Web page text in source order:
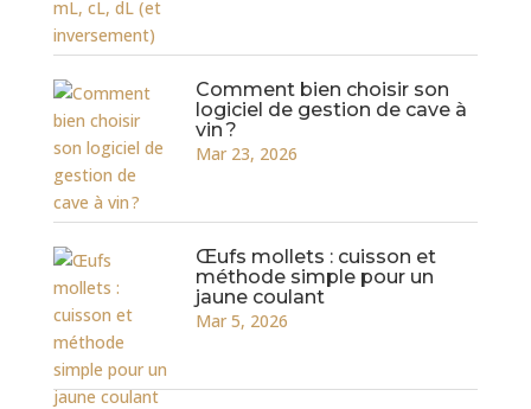
Comment bien choisir son
logiciel de gestion de cave à
vin ?
Mar 23, 2026
Œufs mollets : cuisson et
méthode simple pour un
jaune coulant
Mar 5, 2026